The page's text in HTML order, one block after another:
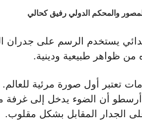
والمحكم الدولي رفيق كحالي
يستخدم الرسم على جدران
من ظواهر طبيعية ودينية.
تعتبر أول صورة مرئية للعالم.
أن الضوء يدخل إلى غرفة
الجدار المقابل بشكل مقلوب.